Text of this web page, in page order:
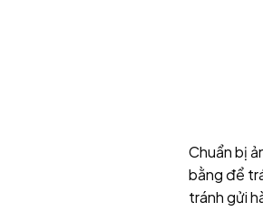
Chuẩn bị
bằng để
tránh gửi